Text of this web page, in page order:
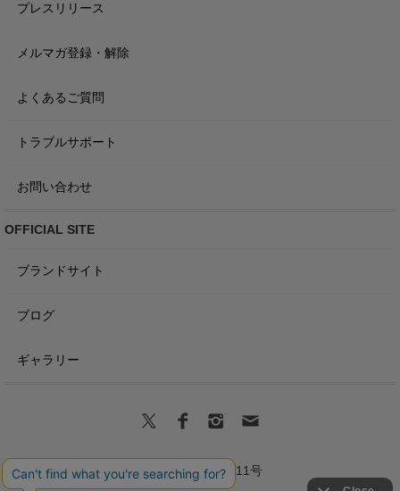
プレスリリース
メルマガ登録・解除
よくあるご質問
トラブルサポート
お問い合わせ
OFFICIAL SITE
ブランドサイト
ブログ
ギャラリー
商標登録第6680011号